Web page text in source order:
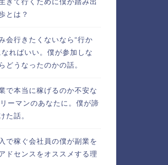
きて行くために僕が踏み出
とは？
会行きたくないなら“行か
なればいい。僕が参加しな
どうなったのかの話。
で本当に稼げるのか不安な
ーマンのあなたに。僕が諦
た話。
で稼ぐ会社員の僕が副業を
ドセンスをオススメする理